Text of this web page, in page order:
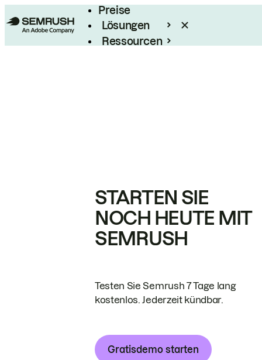
Preise
Lösungen
Ressourcen
STARTEN SIE
NOCH HEUTE MIT
SEMRUSH
Testen Sie Semrush 7 Tage lang
kostenlos. Jederzeit kündbar.
Gratisdemo starten